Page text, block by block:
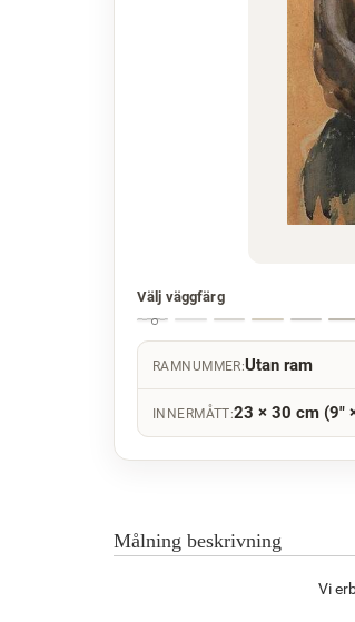
Välj väggfärg
RAMNUMMER:Utan ram
INNERMÅTT:23 × 30 cm (9"
Målning beskrivning
Vi